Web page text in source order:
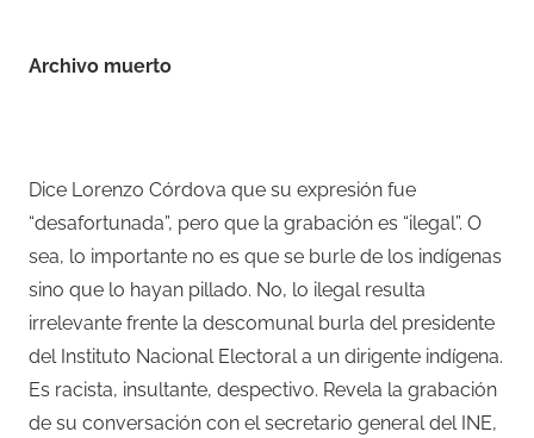
Archivo muerto
Dice Lorenzo Córdova que su expresión fue
“desafortunada”, pero que la grabación es “ilegal”. O
sea, lo importante no es que se burle de los indígenas
sino que lo hayan pillado. No, lo ilegal resulta
irrelevante frente la descomunal burla del presidente
del Instituto Nacional Electoral a un dirigente indígena.
Es racista, insultante, despectivo. Revela la grabación
de su conversación con el secretario general del INE,